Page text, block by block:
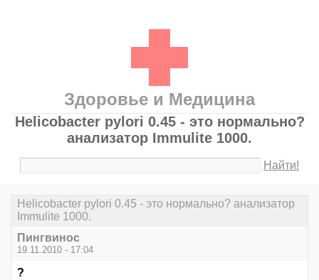
Здоровье и Медицина
Helicobacter pylori 0.45 - это нормально?
анализатор Immulite 1000.
Найти!
Helicobacter pylori 0.45 - это нормально? анализатор
Immulite 1000.
Пингвинос
19.11.2010 - 17:04
?